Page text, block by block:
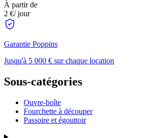
À partir de
2 €/ jour
Garantie Poppins
Jusqu'à 5 000 € sur chaque location
Sous-catégories
Ouvre-boîte
Fourchette à découper
Passoire et égouttoir